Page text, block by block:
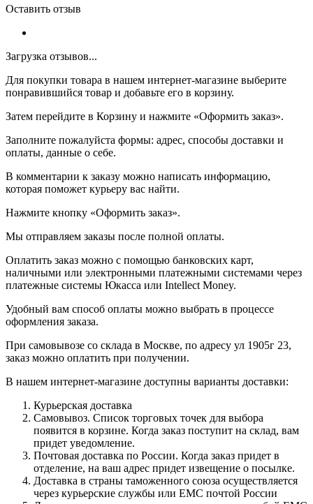
Оставить отзыв
Загрузка отзывов...
Для покупки товара в нашем интернет-магазине выберите
понравившийся товар и добавьте его в корзину.
Затем перейдите в Корзину и нажмите «Оформить заказ».
Заполните пожалуйста формы: адрес, способы доставки и
оплаты, данные о себе.
В комментарии к заказу можно написать информацию,
которая поможет курьеру вас найти.
Нажмите кнопку «Оформить заказ».
Мы отправляем заказы после полной оплаты.
Оплатить заказ можно с помощью банковских карт,
наличными или электронными платежными системами через
платежные системы Юкасса или Intellect Money.
Удобный вам способ оплаты можно выбрать в процессе
оформления заказа.
При самовывозе со склада в Москве, по адресу ул 1905г 23,
заказ можно оплатить при получении.
В нашем интернет-магазине доступны варианты доставки:
Курьерская доставка
Самовывоз. Список торговых точек для выбора
появится в корзине. Когда заказ поступит на склад, вам
придет уведомление.
Почтовая доставка по России. Когда заказ придет в
отделение, на ваш адрес придет извещение о посылке.
Доставка в страны таможенного союза осуществляется
через курьерские службы или ЕМС почтой России